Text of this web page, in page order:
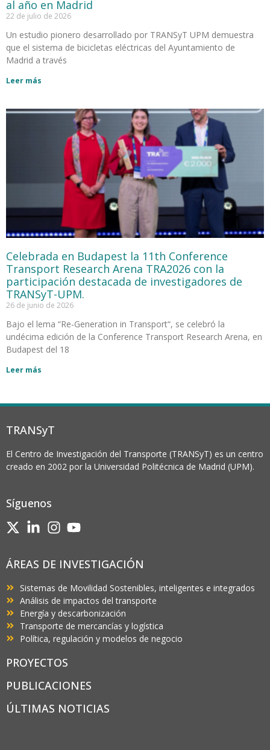
al año en Madrid
22 de julio de 2026
Un estudio pionero desarrollado por TRANSyT UPM demuestra
que el sistema de bicicletas eléctricas del Ayuntamiento de
Madrid a través
Leer más
Celebrada en Budapest la 11th Conference
Transport Research Arena TRA2026 con la
participación destacada de investigadores de
TRANSyT-UPM.
26 de junio de 2026
Bajo el lema “Re-Generation in Transport“, se celebró la
undécima edición de la Conference Transport Research Arena, en
Budapest del 18
Leer más
TRANSyT
El Centro de Investigación del Transporte (TRANSyT) es un centro
creado en 2002 por la Universidad Politécnica de Madrid (UPM).
Síguenos
ÁREAS DE INVESTIGACIÓN
Sistemas de Movilidad Sostenibles, inteligentes e integrados
Análisis de impactos del transporte
Energía y descarbonización
Transporte de mercancías y logística
Política, regulación y modelos de negocio
PROYECTOS
PUBLICACIONES
ÚLTIMAS NOTICIAS